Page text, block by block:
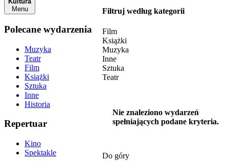
Menu
Polecane wydarzenia
Muzyka
Teatr
Film
Książki
Sztuka
Inne
Historia
Repertuar
Kino
Spektakle
Filtruj według kategorii
Film
Książki
Muzyka
Inne
Sztuka
Teatr
Nie znaleziono wydarzeń
spełniających podane kryteria.
Do góry